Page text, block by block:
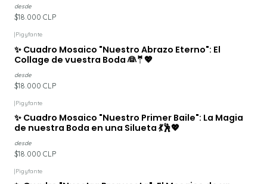
desde
$18.000 CLP
|Pigyfante
✨ Cuadro Mosaico "Nuestro Abrazo Eterno": El
Collage de vuestra Boda 👰🤵💖
desde
$18.000 CLP
|Pigyfante
✨ Cuadro Mosaico "Nuestro Primer Baile": La Magia
de nuestra Boda en una Silueta 💃🕺💖
desde
$18.000 CLP
|Pigyfante